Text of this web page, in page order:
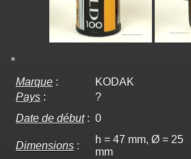
Marque : KODAK
Pays :
?
Date de début: 0
Dimensions :
h = 47 mm, Ø = 25
mm